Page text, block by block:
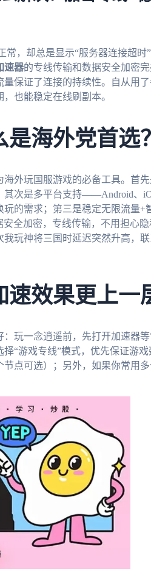
，却总是显示“服务器连接超时
速器的专线传输和数据安全加密
保证了连接的持续性。自从用了
也能稳定在线刷副本。
海外党首选？
外玩国服游戏的必备工具。首
次是多平台支持——Android、
的需求；第三是稳定无限流量+
全加密，专线传输，不用担心
玩神将三国时延迟突然升高，
速效果更上一
玩一念逍遥前，先打开加速器
“游戏专线”模式，优先保证游
点可选）；另外，如果你常用